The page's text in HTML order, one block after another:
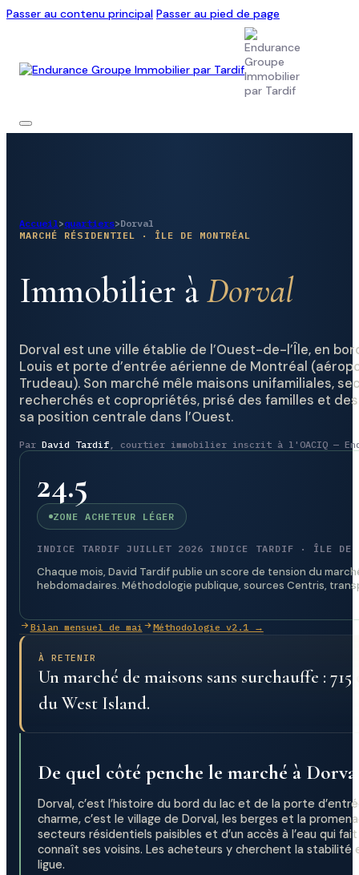
Passer au contenu principal Passer au pied de page
Accueil >quartiers>Dorval
MARCHÉ RÉSIDENTIEL · ÎLE DE MONTRÉAL
Immobilier àDorval
Dorval est une ville établie de l’Ouest-de-l’Île, en
Louis et porte d’entrée aérienne de Montréal
Trudeau). Son marché mêle maisons unifamiliales,
recherchés et copropriétés, prisé des familles et
sa position centrale dans l’Ouest.
ParDavid Tardif , courtier immobilier inscrit à l'OACIQ —
24.5
ZONE ACHETEUR LÉGER
INDICE TARDIF JUILLET 2026 INDICE TARDIF · ÎLE DE
Chaque mois, David Tardif publie un score de tension du
hebdomadaires. Méthodologie publique, sources Centris,
Bilan mensuel de mai Méthodologie v2.1 →
À RETENIR
Un marché de maisons sans surchauffe :
du West Island.
De quel côté penche le marché à
Dorval, c’est l’histoire du bord du lac et de la porte
charme, c’est le village de Dorval, les berges et la
secteurs résidentiels paisibles et d’un accès à l’eau qui
connaît ses voisins. Les acheteurs y cherchent la stabilité
ligue.